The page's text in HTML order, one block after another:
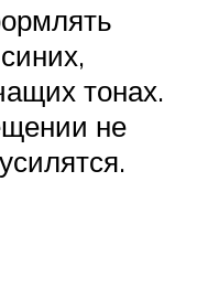
тонах.
не